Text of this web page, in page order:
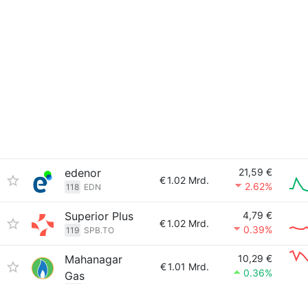
edenor
118 EDN
€1.02 Mrd.
21,59 €
2.62%
Superior Plus
119 SPB.TO
€1.02 Mrd.
4,79 €
0.39%
Mahanagar
Gas
€1.01 Mrd.
10,29 €
0.36%